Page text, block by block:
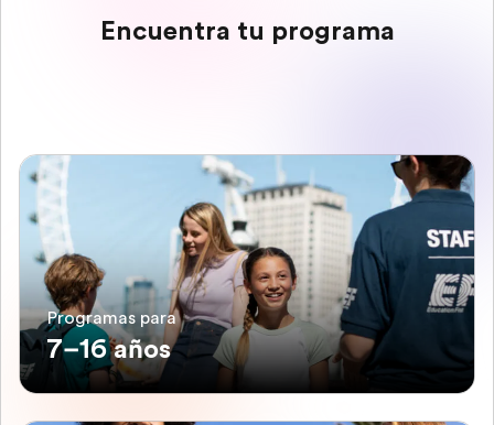
Encuentra tu programa
Programas para
7–16 años